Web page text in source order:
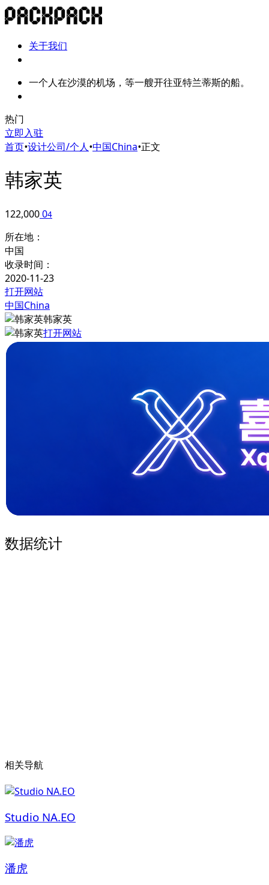
关于我们
一个人在沙漠的机场，等一艘开往亚特兰蒂斯的船。
热门
立即入驻
首页•设计公司/个人•中国China•正文
韩家英
122,00004
所在地：
中国
收录时间：
2020-11-23
打开网站
中国China
韩家英
打开网站
数据统计
相关导航
Studio NA.EO
潘虎